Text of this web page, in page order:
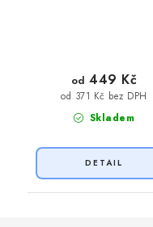
Skladem
od 371 Kč bez DPH
od 449 Kč